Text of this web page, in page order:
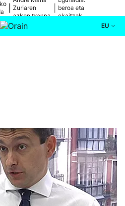
Zuriaren
azken txanpa
beroa eta
ekaitzak
EU
Ikusmiran
Eguraldia